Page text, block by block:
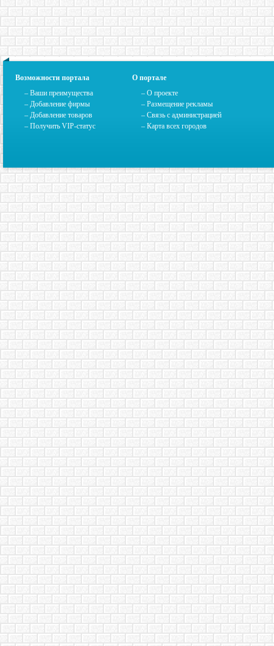
Возможности портала
– Ваши преимущества
– Добавление фирмы
– Добавление товаров
– Получить VIP-статус
О портале
– О проекте
– Размещение рекламы
– Связь с администрацией
– Карта всех городов